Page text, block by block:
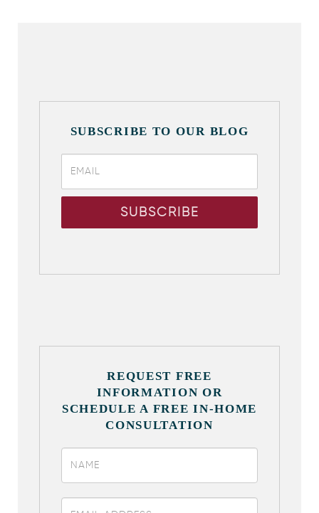
SUBSCRIBE TO OUR BLOG
REQUEST FREE
INFORMATION OR
SCHEDULE A FREE IN-HOME
CONSULTATION